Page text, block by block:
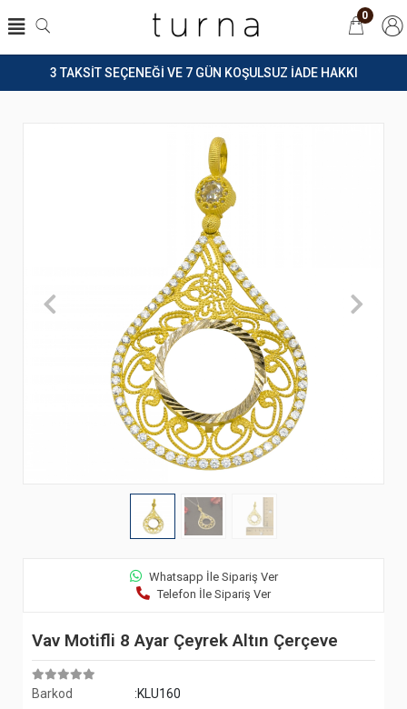
3 TAKSİT SEÇENEĞİ VE 7 GÜN KOŞULSUZ İADE HAKKI
0
Whatsapp İle Sipariş Ver
Telefon İle Sipariş Ver
Vav Motifli 8 Ayar Çeyrek Altın Çerçeve
Barkod
:KLU160